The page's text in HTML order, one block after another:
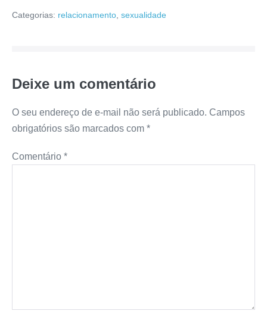
Categorias: relacionamento sexualidade
Deixe um comentário
O seu endereço de e-mail não será publicado. Campos
obrigatórios são marcados com *
Comentário *